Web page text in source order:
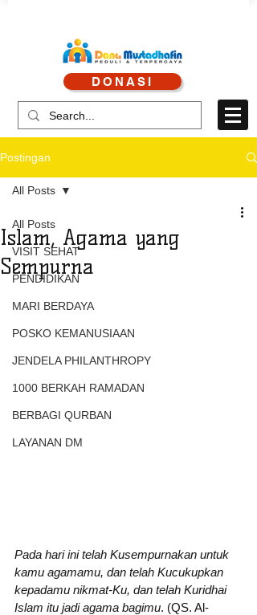
CALL CENTRE : 0878
CALL LAYANAN : 0813
DONASI
Postingan
All Posts
VISIT SEHAT
PENDIDIKAN
MARI BERDAYA
POSKO KEMANUSIAAN
JENDELA PHILANTHROPY
1000 BERKAH RAMADAN
BERBAGI QURBAN
LAYANAN DM
All Posts
Islam, Agama yang
Sempurna
Pada hari ini telah Kusempurnakan untuk
kamu agamamu, dan telah Kucukupkan
kepadamu nikmat-Ku, dan telah Kuridhai
Islam itu jadi agama bagimu. (QS. Al-